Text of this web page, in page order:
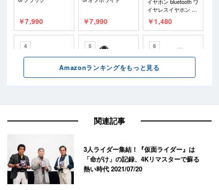
関連記事
3人ライダー集結！『仮面ライダー』は
「命がけ」の記録、4Kリマスターで蘇る
熱い時代2021/07/20